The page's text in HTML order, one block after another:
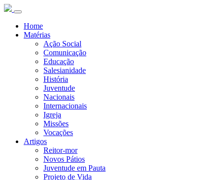
Home
Matérias
Ação Social
Comunicação
Educação
Salesianidade
História
Juventude
Nacionais
Internacionais
Igreja
Missões
Vocações
Artigos
Reitor-mor
Novos Pátios
Juventude em Pauta
Projeto de Vida